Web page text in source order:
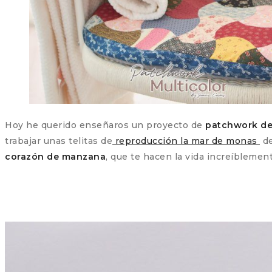
Hoy he querido enseñaros un proyecto de patchwork
trabajar unas telitas de reproducción la mar de monas
corazón de manzana, que te hacen la vida